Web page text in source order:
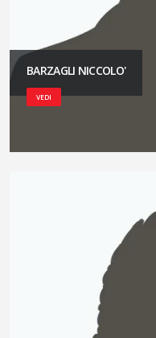
BARZAGLI NICCOLO'
VEDI